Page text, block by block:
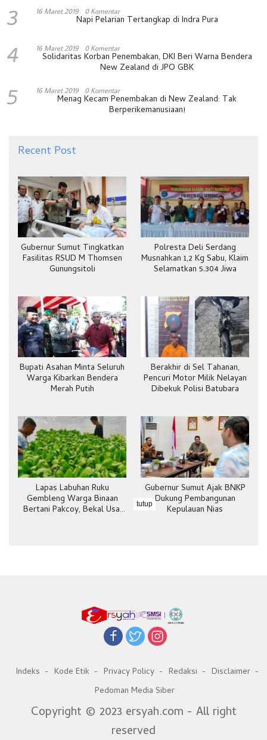
3 16 Maret 2019 0 Komentar
Napi Pelarian Tertangkap di Indra Pura
4 16 Maret 2019 0 Komentar
Solidaritas Korban Penembakan, DKI Beri Warna Bendera
New Zealand di JPO GBK
5 16 Maret 2019 0 Komentar
Menag Kecam Penembakan di New Zealand: Tak
Berperikemanusiaan!
Recent Post
Gubernur Sumut Tingkatkan
Fasilitas RSUD M Thomsen
Gunungsitoli
Polresta Deli Serdang
Musnahkan 1,2 Kg Sabu, Klaim
Selamatkan 5.304 Jiwa
Bupati Asahan Minta Seluruh
Warga Kibarkan Bendera
Merah Putih
Berakhir di Sel Tahanan,
Pencuri Motor Milik Nelayan
Dibekuk Polisi Batubara
Lapas Labuhan Ruku
Gembleng Warga Binaan
Bertani Pakcoy, Bekal Usai
Gubernur Sumut Ajak BNKP
Dukung Pembangunan
Kepulauan Nias
Indeks Kode Etik Privacy Policy Redaksi
Disclaimer
Pedoman Media Siber
Copyright © 2023 ersyah.com - All right
reserved
tutup